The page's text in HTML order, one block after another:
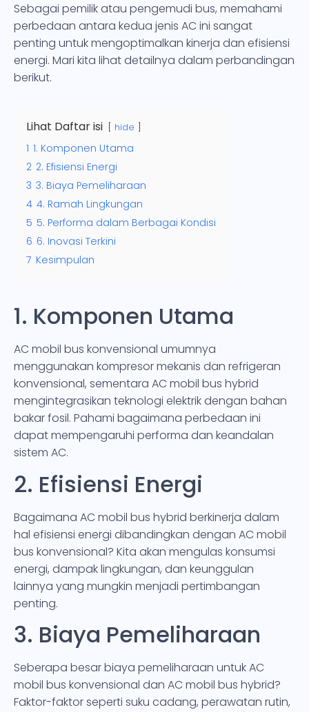
Sebagai pemilik atau pengemudi bus, memahami
perbedaan antara kedua jenis AC ini sangat
penting untuk mengoptimalkan kinerja dan efisiensi
energi. Mari kita lihat detailnya dalam perbandingan
berikut.
Lihat Daftar isi hide
1 1. Komponen Utama
2 2. Efisiensi Energi
3 3. Biaya Pemeliharaan
4 4. Ramah Lingkungan
5 5. Performa dalam Berbagai Kondisi
6 6. Inovasi Terkini
7 Kesimpulan
1. Komponen Utama
AC mobil bus konvensional umumnya
menggunakan kompresor mekanis dan refrigeran
konvensional, sementara AC mobil bus hybrid
mengintegrasikan teknologi elektrik dengan bahan
bakar fosil. Pahami bagaimana perbedaan ini
dapat mempengaruhi performa dan keandalan
sistem AC.
2. Efisiensi Energi
Bagaimana AC mobil bus hybrid berkinerja dalam
hal efisiensi energi dibandingkan dengan AC mobil
bus konvensional? Kita akan mengulas konsumsi
energi, dampak lingkungan, dan keunggulan
lainnya yang mungkin menjadi pertimbangan
penting.
3. Biaya Pemeliharaan
Seberapa besar biaya pemeliharaan untuk AC
mobil bus konvensional dan AC mobil bus hybrid?
Faktor-faktor seperti suku cadang, perawatan rutin,